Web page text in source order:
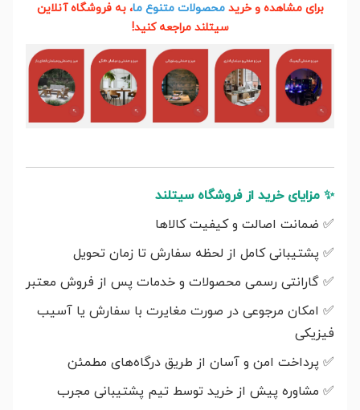
برای مشاهده و خرید محصولات متنوع ما، به فروشگاه آنلاین
سیتلند مراجعه کنید!
✨ مزایای خرید از فروشگاه سیتلند
✅ ضمانت اصالت و کیفیت کالاها
✅ پشتیبانی کامل از لحظه سفارش تا زمان تحویل
✅ گارانتی رسمی محصولات و خدمات پس از فروش معتبر
✅ امکان مرجوعی در صورت مغایرت با سفارش یا آسیب
فیزیکی
✅ پرداخت امن و آسان از طریق درگاه‌های مطمئن
✅ مشاوره پیش از خرید توسط تیم پشتیبانی مجرب